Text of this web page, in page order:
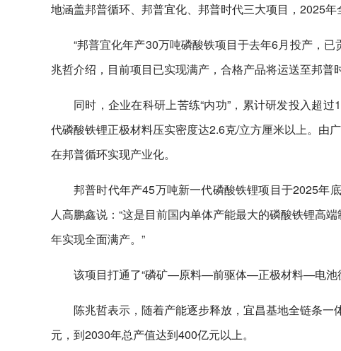
地涵盖邦普循环、邦普宜化、邦普时代三大项目，2025
“邦普宜化年产30万吨磷酸铁项目于去年6月投产，
兆哲介绍，目前项目已实现满产，合格产品将运送至邦普
同时，企业在科研上苦练“内功”，累计研发投入超
代磷酸铁锂正极材料压实密度达2.6克/立方厘米以上。由
在邦普循环实现产业化。
邦普时代年产45万吨新一代磷酸铁锂项目于2025年
人高鹏鑫说：“这是目前国内单体产能最大的磷酸铁锂高
年实现全面满产。”
该项目打通了“磷矿—原料—前驱体—正极材料—电池
陈兆哲表示，随着产能逐步释放，宜昌基地全链条
元，到2030年总产值达到400亿元以上。